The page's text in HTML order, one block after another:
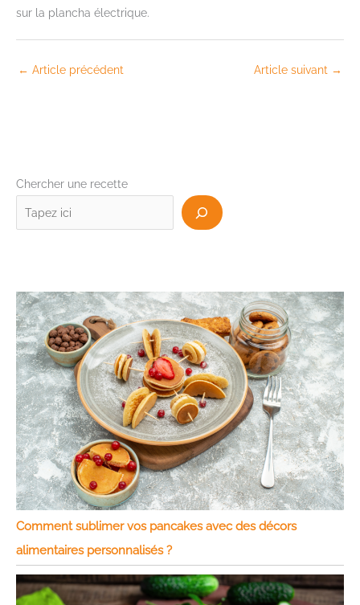
sur la plancha électrique.
← Article précédent Article suivant →
Chercher une recette
Comment sublimer vos pancakes avec des décors
alimentaires personnalisés ?